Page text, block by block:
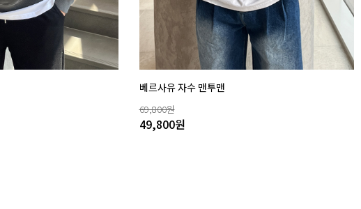
베르사유 자수 맨투맨
69,800원
49,800원